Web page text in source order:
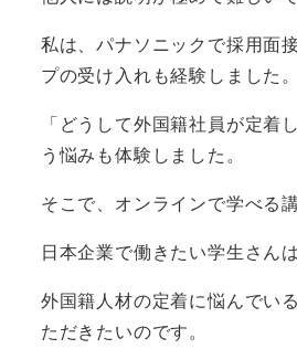
私は、パナソニックで採用面
プの受け入れも経験しました。
「どうして外国籍社員が定着
う悩みも体験しました。
そこで、オンラインで学べる
日本企業で働きたい学生さん
外国籍人材の定着に悩んでい
ただきたいのです。